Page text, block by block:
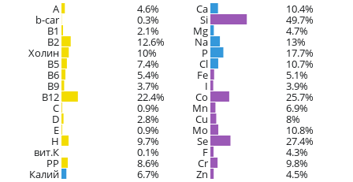
A
4.6%
b-car 0.3%
В1 2.1%
B2 12.6%
Холин 10%
B5 7.4%
B6 5.4%
B9 3.7%
B12 22.4%
C 0.9%
D 2.8%
E 0.9%
H 9.7%
вит.К 0.1%
PP 8.6%
Калий 6.7%
Ca 10.4%
Si 49.7%
Mg 4.7%
Na 13%
P 17.7%
Cl 10.7%
Fe 5.1%
I 3.9%
Co 25.7%
Mn 6.9%
Cu 8%
Mo 10.8%
Se 27.4%
F 4.3%
Cr 9.8%
Zn 4.5%